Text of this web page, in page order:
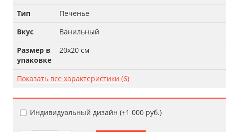
Тип
Печенье
Вкус
Ванильный
Размер в
упаковке
20х20 см
Показать все характеристики (6)
Индивидуальный дизайн (+1 000 руб.)